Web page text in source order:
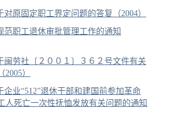
对原固定职工界定问题的答复（2004）
范职工退休审批管理工作的通知
闽劳社〔２００１〕３６２号文件有关
）
企业“512”退休干部和建国前参加革命
人死亡一次性抚恤发放有关问题的通知